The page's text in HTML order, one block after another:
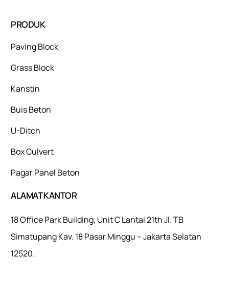
PRODUK
Paving Block
Grass Block
Kanstin
Buis Beton
U-Ditch
Box Culvert
Pagar Panel Beton
ALAMAT KANTOR
18 Office Park Building, Unit C Lantai 21th Jl. TB
Simatupang Kav. 18 Pasar Minggu – Jakarta Selatan
12520.